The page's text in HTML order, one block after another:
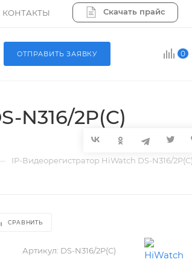
КОНТАКТЫ Скачать прайс
0
ОТПРАВИТЬ ЗАЯВКУ
N316/2P(C)
IP-Видеорегистратор HiWatch DS-N316/2P(C)
СРАВНИТЬ
Артикул: DS-N316/2P(C)